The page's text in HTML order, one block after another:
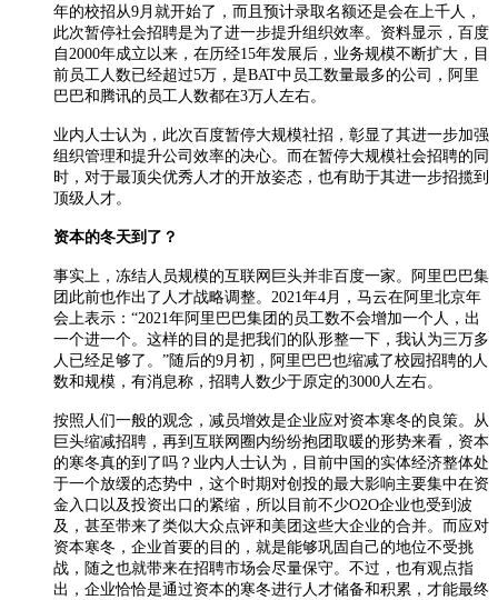
年的校招从9月就开始了，而且预计录取名额还是会在上千人，
此次暂停社会招聘是为了进一步提升组织效率。资料显示，百度
自2000年成立以来，在历经15年发展后，业务规模不断扩大，目
前员工人数已经超过5万，是BAT中员工数量最多的公司，阿里
巴巴和腾讯的员工人数都在3万人左右。
业内人士认为，此次百度暂停大规模社招，彰显了其进一步加强
组织管理和提升公司效率的决心。而在暂停大规模社会招聘的同
时，对于最顶尖优秀人才的开放姿态，也有助于其进一步招揽到
顶级人才。
资本的冬天到了？
事实上，冻结人员规模的互联网巨头并非百度一家。阿里巴巴集
团此前也作出了人才战略调整。2021年4月，马云在阿里北京年
会上表示：“2021年阿里巴巴集团的员工数不会增加一个人，出
一个进一个。这样的目的是把我们的队形整一下，我认为三万多
人已经足够了。”随后的9月初，阿里巴巴也缩减了校园招聘的人
数和规模，有消息称，招聘人数少于原定的3000人左右。
按照人们一般的观念，减员增效是企业应对资本寒冬的良策。从
巨头缩减招聘，再到互联网圈内纷纷抱团取暖的形势来看，资本
的寒冬真的到了吗？业内人士认为，目前中国的实体经济整体处
于一个放缓的态势中，这个时期对创投的最大影响主要集中在资
金入口以及投资出口的紧缩，所以目前不少O2O企业也受到波
及，甚至带来了类似大众点评和美团这些大企业的合并。而应对
资本寒冬，企业首要的目的，就是能够巩固自己的地位不受挑
战，随之也就带来在招聘市场会尽量保守。不过，也有观点指
出，企业恰恰是通过资本的寒冬进行人才储备和积累，才能最终